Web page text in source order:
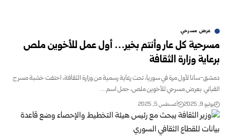
عرض مسرحي
مسرحية كل عار وأنتم بخير… أول عمل للأخوين ملص
برعاية وزارة الثقافة
دمشق-سانا لأول مرة في سوريا، تحت رعاية رسمية من وزارة الثقافة، احتفت خشبة مسرح
القباني بعرض مسرحي للأخوين ملص، حمل اسم…
يوليو 9, 2025 أغسطس 5, 2025